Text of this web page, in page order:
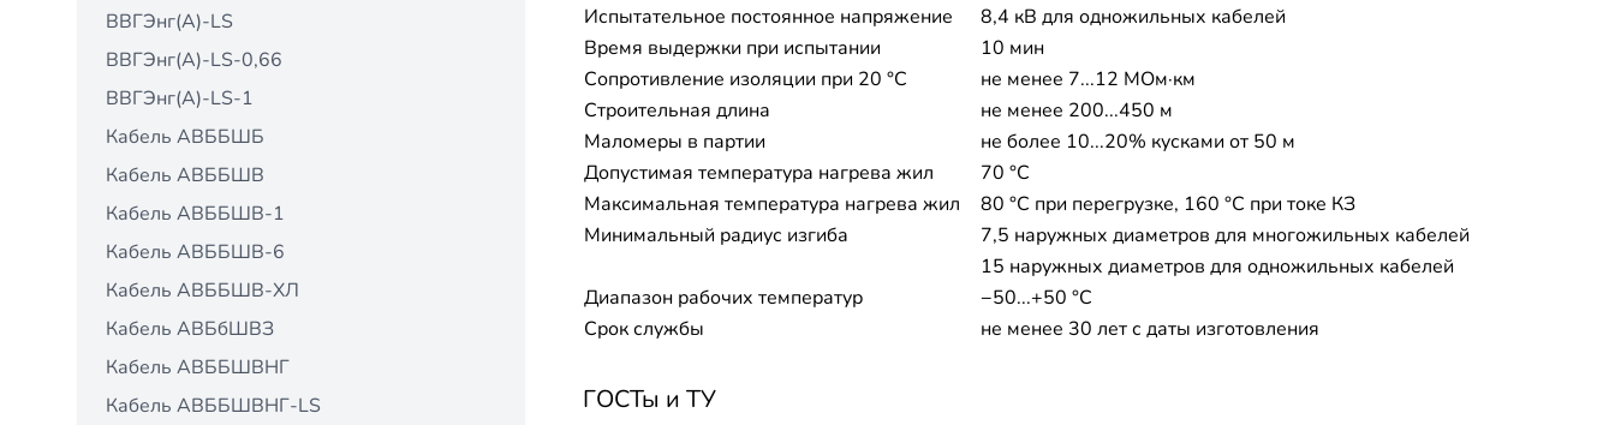
ВВГЭнг(А)-LS
ВВГЭнг(А)-LS-0,66
ВВГЭнг(А)-LS-1
Кабель АВББШБ
Кабель АВББШВ
Кабель АВББШВ-1
Кабель АВББШВ-6
Кабель АВББШВ-ХЛ
Кабель АВБбШВЗ
Кабель АВББШВНГ
Кабель АВББШВНГ-LS
Испытательное постоянное напряжение
8,4 кВ для одножильных кабелей
Время выдержки при испытании
10 мин
Сопротивление изоляции при 20 °С
не менее 7...12 МОм·км
Строительная длина
не менее 200...450 м
Маломеры в партии
не более 10...20% кусками от 50 м
Допустимая температура нагрева жил
70 °C
Максимальная температура нагрева жил
80 °C при перегрузке, 160 °C при токе КЗ
Минимальный радиус изгиба
7,5 наружных диаметров для многожильных кабелей
15 наружных диаметров для одножильных кабелей
Диапазон рабочих температур
−50...+50 °C
Срок службы
не менее 30 лет с даты изготовления
ГОСТы и ТУ